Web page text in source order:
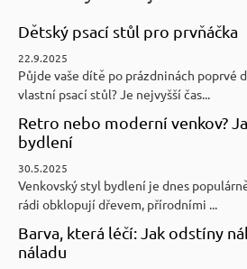
u
Dětský psací stůl pro prvňáčka
22.9.2025
Půjde vaše dítě po prázdninách poprvé
vlastní psací stůl? Je nejvyšší čas...
Retro nebo moderní venkov?
bydlení
30.5.2025
Venkovský styl bydlení je dnes
rádi obklopují dřevem, přírodními ...
Barva, která léčí: Jak odstíny
náladu